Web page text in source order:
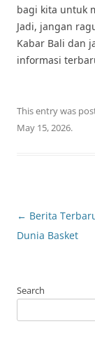
bagi kita untuk
Jadi, jangan
Kabar Bali dan
informasi
This entry was
May 15, 2026.
Post
navigation
← Berita
Dunia Basket
Search